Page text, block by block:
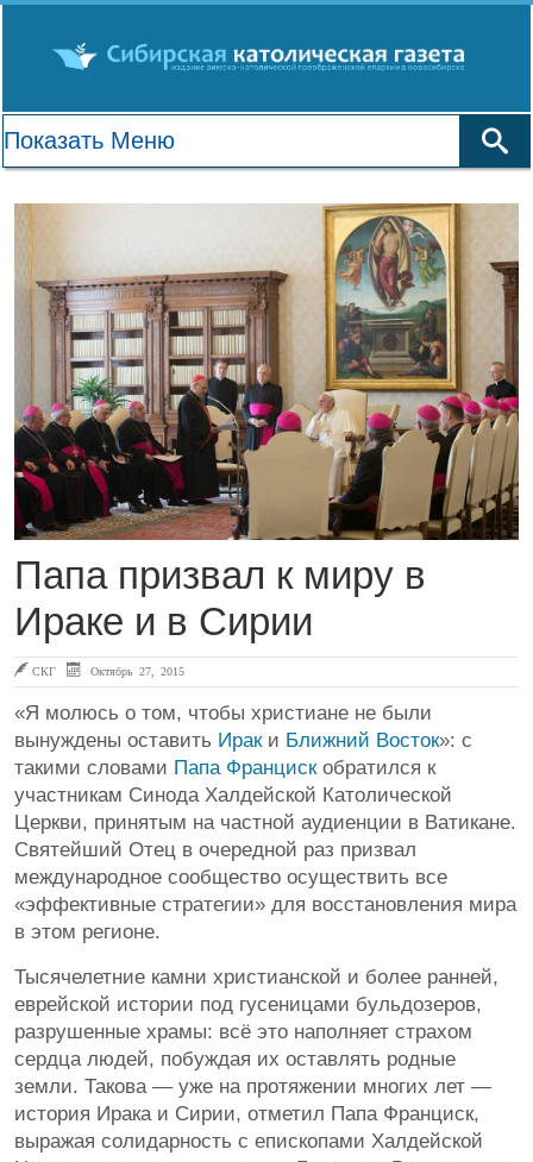
Папа призвал к миру в
Ираке и в Сирии
СКГ Октябрь 27, 2015
«Я молюсь о том, чтобы христиане не были
вынуждены оставить Ираки Ближний Восток»: с
такими словами Папа Францискобратился к
участникам Синода Халдейской Католической
Церкви, принятым на частной аудиенции в Ватикане.
Святейший Отец в очередной раз призвал
международное сообщество осуществить все
«эффективные стратегии» для восстановления мира
в этом регионе.
Тысячелетние камни христианской и более ранней,
еврейской истории под гусеницами бульдозеров,
разрушенные храмы: всё это наполняет страхом
сердца людей, побуждая их оставлять родные
земли. Такова — уже на протяжении многих лет —
история Ирака и Сирии, отметил Папа Франциск,
выражая солидарность с епископами Халдейской